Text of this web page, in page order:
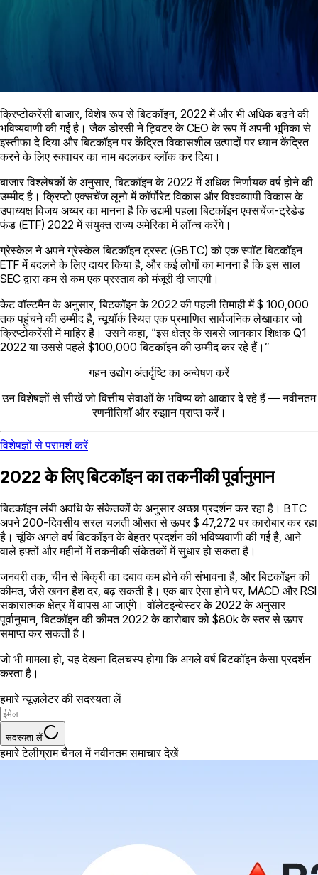
क्रिप्टोकरेंसी बाजार, विशेष रूप से बिटकॉइन, 2022 में और भी अधिक बढ़ने की
भविष्यवाणी की गई है। जैक डोरसी ने ट्विटर के CEO के रूप में अपनी भूमिका से
इस्तीफा दे दिया और बिटकॉइन पर केंद्रित विकासशील उत्पादों पर ध्यान केंद्रित
करने के लिए स्क्वायर का नाम बदलकर ब्लॉक कर दिया।
बाजार विश्लेषकों के अनुसार, बिटकॉइन के 2022 में अधिक निर्णायक वर्ष होने की
उम्मीद है। क्रिप्टो एक्सचेंज लूनो में कॉर्पोरेट विकास और विश्वव्यापी विकास के
उपाध्यक्ष विजय अय्यर का मानना ​​​​है कि उद्यमी पहला बिटकॉइन एक्सचेंज-ट्रेडेड
फंड (ETF) 2022 में संयुक्त राज्य अमेरिका में लॉन्च करेंगे।
ग्रेस्केल ने अपने ग्रेस्केल बिटकॉइन ट्रस्ट (GBTC) को एक स्पॉट बिटकॉइन
ETF में बदलने के लिए दायर किया है, और कई लोगों का मानना ​​​​है कि इस साल
SEC द्वारा कम से कम एक प्रस्ताव को मंजूरी दी जाएगी।
केट वॉल्टमैन के अनुसार, बिटकॉइन के 2022 की पहली तिमाही में $ 100,000
तक पहुंचने की उम्मीद है, न्यूयॉर्क स्थित एक प्रमाणित सार्वजनिक लेखाकार जो
क्रिप्टोकरेंसी में माहिर है। उसने कहा, “इस क्षेत्र के सबसे जानकार शिक्षक Q1
2022 या उससे पहले $100,000 बिटकॉइन की उम्मीद कर रहे हैं।”
गहन उद्योग अंतर्दृष्टि का अन्वेषण करें
उन विशेषज्ञों से सीखें जो वित्तीय सेवाओं के भविष्य को आकार दे रहे हैं — नवीनतम
रणनीतियाँ और रुझान प्राप्त करें।
विशेषज्ञों से परामर्श करें
2022 के लिए बिटकॉइन का तकनीकी पूर्वानुमान
बिटकॉइन लंबी अवधि के संकेतकों के अनुसार अच्छा प्रदर्शन कर रहा है। BTC
अपने 200-दिवसीय सरल चलती औसत से ऊपर $ 47,272 पर कारोबार कर रहा
है। चूंकि अगले वर्ष बिटकॉइन के बेहतर प्रदर्शन की भविष्यवाणी की गई है, आने
वाले हफ्तों और महीनों में तकनीकी संकेतकों में सुधार हो सकता है।
जनवरी तक, चीन से बिक्री का दबाव कम होने की संभावना है, और बिटकॉइन की
कीमत, जैसे खनन हैश दर, बढ़ सकती है। एक बार ऐसा होने पर, MACD और RSI
सकारात्मक क्षेत्र में वापस आ जाएंगे। वॉलेटइन्वेस्टर के 2022 के अनुसार
पूर्वानुमान, बिटकॉइन की कीमत 2022 के कारोबार को $80k के स्तर से ऊपर
समाप्त कर सकती है।
जो भी मामला हो, यह देखना दिलचस्प होगा कि अगले वर्ष बिटकॉइन कैसा प्रदर्शन
करता है।
हमारे न्यूज़लेटर की सदस्यता लें
सदस्यता लें
हमारे टेलीग्राम चैनल में नवीनतम समाचार देखें